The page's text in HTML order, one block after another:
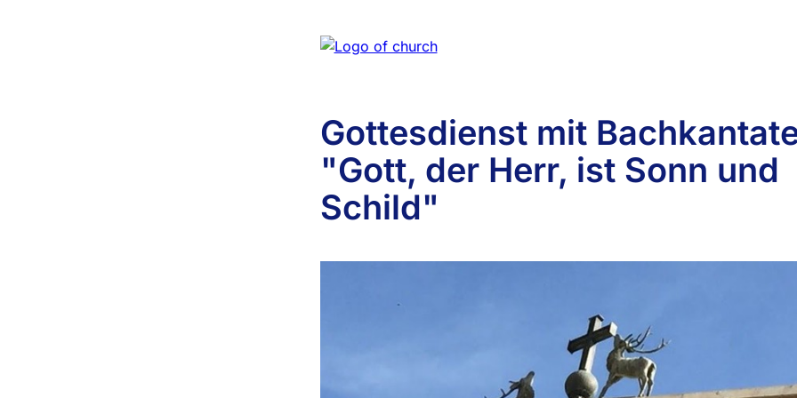
Gottesdienst mit
"Gott, der Herr, ist Sonn und
Schild"